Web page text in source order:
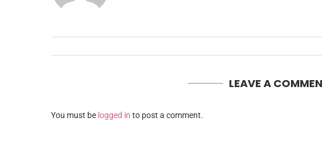
LEAVE A
You must be logged in to post a comment.